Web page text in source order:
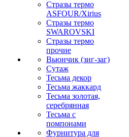
Стразы термо
ASFOUR/Xirius
Стразы термо
SWAROVSKI
Стразы термо
прочие
Вьюнчик (зиг-заг)
Сутаж
Тесьма декор
Тесьма жаккард
Тесьма золотая,
серебрянная
Тесьма с
помпонами
Фурнитура для